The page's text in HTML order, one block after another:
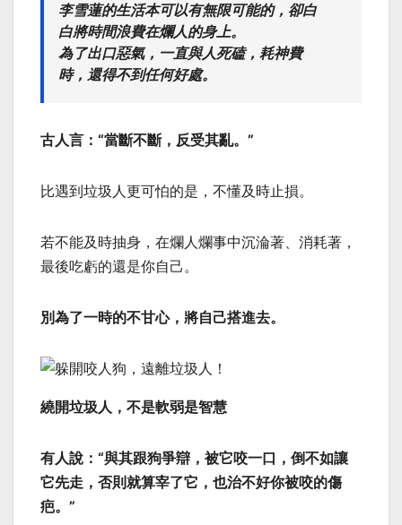
李雪蓮的生活本可以有無限可能的，卻白
白將時間浪費在爛人的身上。
為了出口惡氣，一直與人死磕，耗神費
時，還得不到任何好處。
古人言：“當斷不斷，反受其亂。”
比遇到垃圾人更可怕的是，不懂及時止損。
若不能及時抽身，在爛人爛事中沉淪著、消耗著，
最後吃虧的還是你自己。
別為了一時的不甘心，將自己搭進去。
繞開垃圾人，不是軟弱是智慧
有人說：“與其跟狗爭辯，被它咬一口，倒不如讓
它先走，否則就算宰了它，也治不好你被咬的傷
疤。”